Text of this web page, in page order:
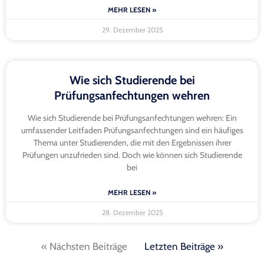
MEHR LESEN »
29. Dezember 2025
Wie sich Studierende bei
Prüfungsanfechtungen wehren
Wie sich Studierende bei Prüfungsanfechtungen wehren: Ein
umfassender Leitfaden Prüfungsanfechtungen sind ein häufiges
Thema unter Studierenden, die mit den Ergebnissen ihrer
Prüfungen unzufrieden sind. Doch wie können sich Studierende
bei
MEHR LESEN »
28. Dezember 2025
« Nächsten Beiträge Letzten Beiträge »